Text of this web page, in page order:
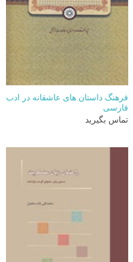
فرهنگ داستان های عاشقانه در ادب
فارسی
تماس بگیرید